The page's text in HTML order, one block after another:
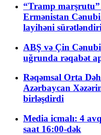
“Tramp
Ermənistan Cənubi
layihəni
ABŞ və Çin
uğrunda rəqabət
Rəqəmsal Orta
Azərbaycan
birləşdirdi
Media icmalı: 4
saat 16:00-dək